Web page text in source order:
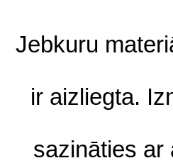
Jebkuru
ir aizliegta.
sazināties ar